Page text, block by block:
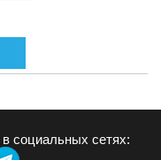
социальных сетях: